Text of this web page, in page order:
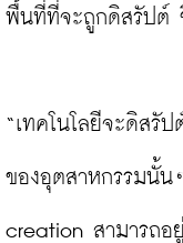
พื้นที่ที่จะถูกดิสรัปต์
“เทคโนโลยีจะดิสรั
ของอุตสาหกรรมนั้
creation สามารถอ